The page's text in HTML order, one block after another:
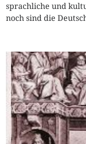
sprachliche und
noch sind die